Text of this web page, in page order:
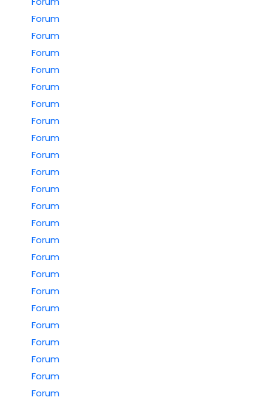
Forum
Forum
Forum
Forum
Forum
Forum
Forum
Forum
Forum
Forum
Forum
Forum
Forum
Forum
Forum
Forum
Forum
Forum
Forum
Forum
Forum
Forum
Forum